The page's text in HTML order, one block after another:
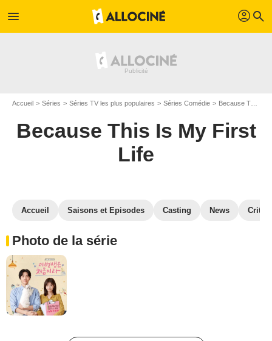
menu profil search
Accueil Séries Séries TV les plus populaires Séries Comédie Because This Is My First Life
Because This Is My First
Life
Accueil Saisons et Episodes Casting News
Photo de la série